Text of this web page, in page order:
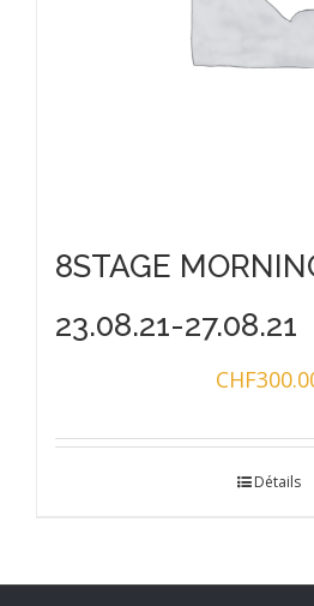
8STAGE
23.08.21-27.08.21
CHF
Détails